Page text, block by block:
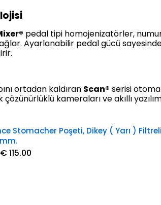
pedal tipi homojenizatörler,
Ayarlanabilir pedal gücü
ortadan kaldıran Scan® serisi
kameraları ve akıllı
Stomacher Poşeti, Dikey ( Yarı ) Filtreli
€ 115.00